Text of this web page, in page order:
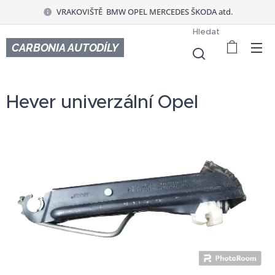
VRAKOVIŠTĚ BMW OPEL MERCEDES ŠKODA atd.
CARBONIA AUTODÍLY
Hledat
Hever univerzální Opel